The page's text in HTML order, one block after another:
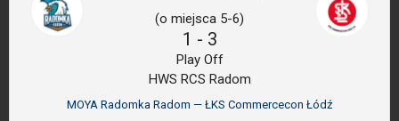
(o miejsca 5-6)
1 - 3
Play Off
HWS RCS Radom
MOYA Radomka Radom — ŁKS Commercecon Łódź